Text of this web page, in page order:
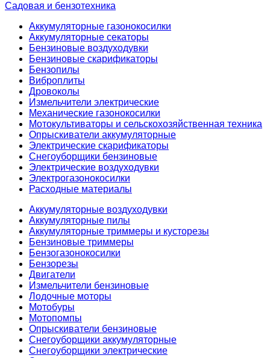
Садовая и бензотехника
Аккумуляторные газонокосилки
Аккумуляторные секаторы
Бензиновые воздуходувки
Бензиновые скарификаторы
Бензопилы
Виброплиты
Дровоколы
Измельчители электрические
Механические газонокосилки
Мотокультиваторы и сельскохозяйственная техника
Опрыскиватели аккумуляторные
Электрические скарификаторы
Снегоуборщики бензиновые
Электрические воздуходувки
Электрогазонокосилки
Расходные материалы
Аккумуляторные воздуходувки
Аккумуляторные пилы
Аккумуляторные триммеры и кусторезы
Бензиновые триммеры
Бензогазонокосилки
Бензорезы
Двигатели
Измельчители бензиновые
Лодочные моторы
Мотобуры
Мотопомпы
Опрыскиватели бензиновые
Снегоуборщики аккумуляторные
Снегоуборщики электрические